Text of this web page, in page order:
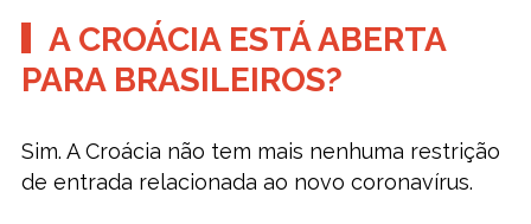
A CROÁCIA ESTÁ ABERTA
PARA BRASILEIROS?
Sim. A Croácia não tem mais nenhuma restrição
de entrada relacionada ao novo coronavírus.